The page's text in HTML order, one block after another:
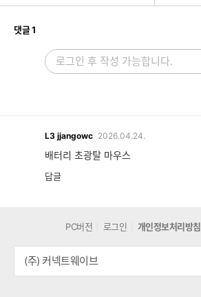
댓글1개
L3 jjangowc 2026.04.24.
배터리 초광탈 마우스
답글
PC버전 로그인 개인정보처리방침
(주) 커넥트웨이브